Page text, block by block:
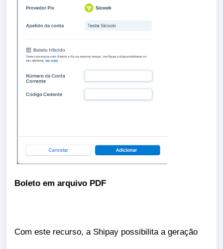
Boleto em arquivo PDF
Com este recurso, a Shipay possibilita a geração